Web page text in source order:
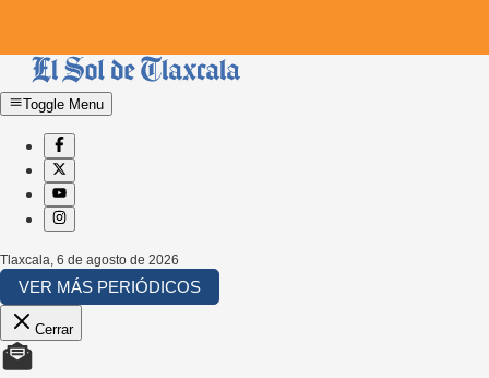
Toggle Menu
Tlaxcala 6 de agosto de 2026
VER MÁS PERIÓDICOS
Cerrar